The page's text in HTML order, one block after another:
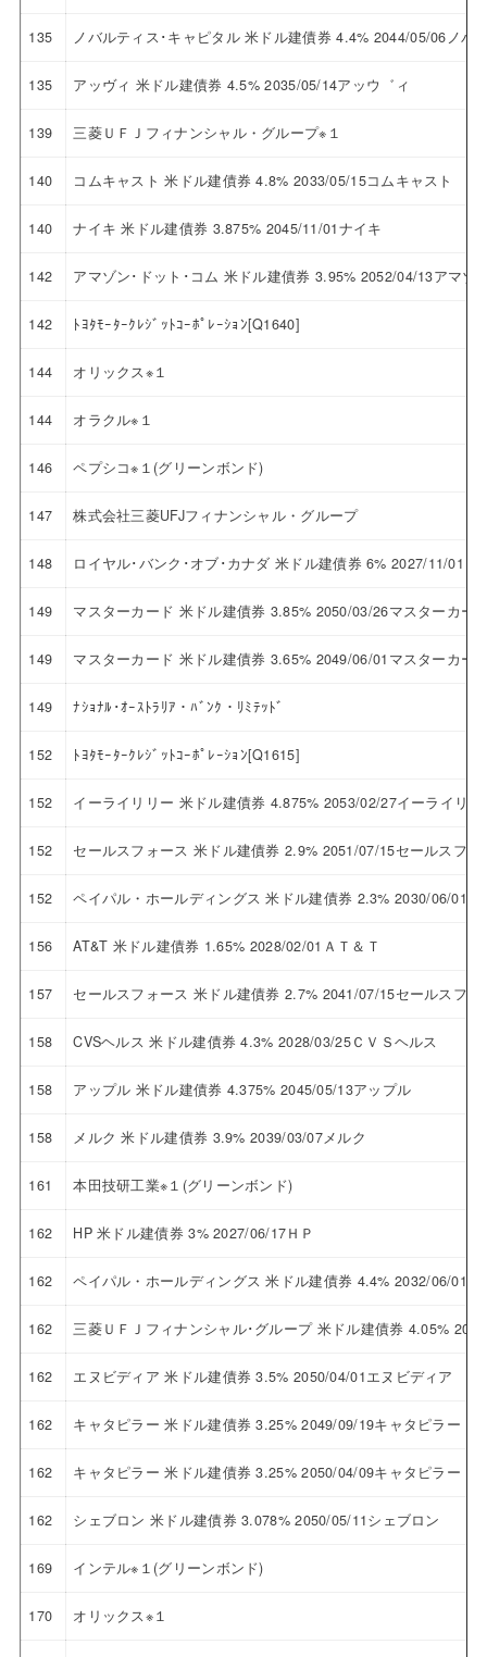
135 ノバルティス･キャピタル 米ドル建債券 4.4% 2044/05/06ノバ
135 アッヴィ 米ドル建債券 4.5% 2035/05/14アッウ゛ィ
139 三菱ＵＦＪフィナンシャル・グループ※１
140 コムキャスト 米ドル建債券 4.8% 2033/05/15コムキャスト
140 ナイキ 米ドル建債券 3.875% 2045/11/01ナイキ
142 アマゾン･ドット･コム 米ドル建債券 3.95% 2052/04/13アマゾ
142 ﾄﾖﾀﾓｰﾀｰｸﾚｼﾞｯﾄｺｰﾎﾟﾚｰｼｮﾝ[Q1640]
144 オリックス※１
144 オラクル※１
146 ペプシコ※１(グリーンボンド)
147 株式会社三菱UFJフィナンシャル・グループ
148 ロイヤル･バンク･オブ･カナダ 米ドル建債券 6% 2027/11/01ロ
149 マスターカード 米ドル建債券 3.85% 2050/03/26マスターカー
149 マスターカード 米ドル建債券 3.65% 2049/06/01マスターカー
149 ﾅｼｮﾅﾙ･ｵｰｽﾄﾗﾘｱ・ﾊﾞﾝｸ・ﾘﾐﾃｯﾄﾞ
152 ﾄﾖﾀﾓｰﾀｰｸﾚｼﾞｯﾄｺｰﾎﾟﾚｰｼｮﾝ[Q1615]
152 イーライリリー 米ドル建債券 4.875% 2053/02/27イーライリリ
152 セールスフォース 米ドル建債券 2.9% 2051/07/15セールスフォ
152 ペイパル・ホールディングス 米ドル建債券 2.3% 2030/06/01
156 AT&T 米ドル建債券 1.65% 2028/02/01ＡＴ＆Ｔ
157 セールスフォース 米ドル建債券 2.7% 2041/07/15セールスフォ
158 CVSヘルス 米ドル建債券 4.3% 2028/03/25ＣＶＳヘルス
158 アップル 米ドル建債券 4.375% 2045/05/13アップル
158 メルク 米ドル建債券 3.9% 2039/03/07メルク
161 本田技研工業※１(グリーンボンド)
162 HP 米ドル建債券 3% 2027/06/17ＨＰ
162 ペイパル・ホールディングス 米ドル建債券 4.4% 2032/06/01
162 三菱ＵＦＪフィナンシャル･グループ 米ドル建債券 4.05%
162 エヌビディア 米ドル建債券 3.5% 2050/04/01エヌビディア
162 キャタピラー 米ドル建債券 3.25% 2049/09/19キャタピラー
162 キャタピラー 米ドル建債券 3.25% 2050/04/09キャタピラー
162 シェブロン 米ドル建債券 3.078% 2050/05/11シェブロン
169 インテル※１(グリーンボンド)
170 オリックス※１